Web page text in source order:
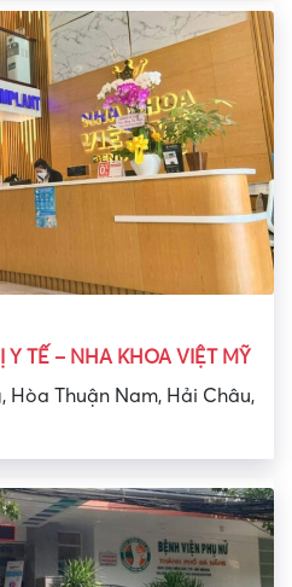
Y TẾ – NHA KHOA VIỆT MỸ
Hòa Thuận Nam, Hải Châu,